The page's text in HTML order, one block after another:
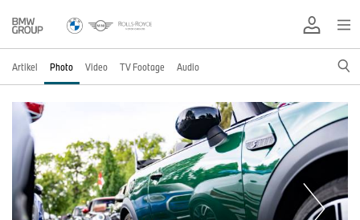
Artikel Photo Video TV Footage Audio